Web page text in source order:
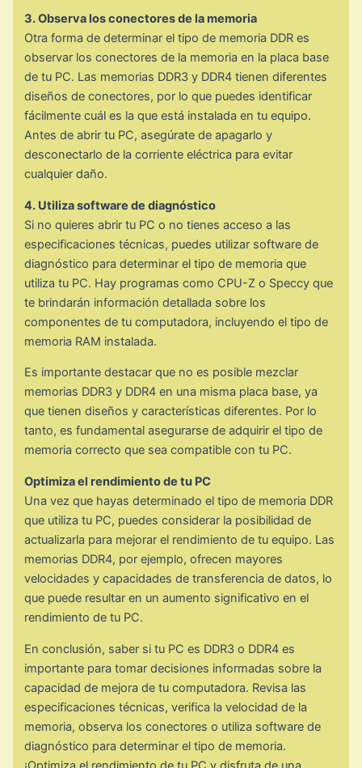
3. Observa los conectores de la memoria
Otra forma de determinar el tipo de memoria DDR es
observar los conectores de la memoria en la placa base
de tu PC. Las memorias DDR3 y DDR4 tienen diferentes
diseños de conectores, por lo que puedes identificar
fácilmente cuál es la que está instalada en tu equipo.
Antes de abrir tu PC, asegúrate de apagarlo y
desconectarlo de la corriente eléctrica para evitar
cualquier daño.
4. Utiliza software de diagnóstico
Si no quieres abrir tu PC o no tienes acceso a las
especificaciones técnicas, puedes utilizar software de
diagnóstico para determinar el tipo de memoria que
utiliza tu PC. Hay programas como CPU-Z o Speccy que
te brindarán información detallada sobre los
componentes de tu computadora, incluyendo el tipo de
memoria RAM instalada.
Es importante destacar que no es posible mezclar
memorias DDR3 y DDR4 en una misma placa base, ya
que tienen diseños y características diferentes. Por lo
tanto, es fundamental asegurarse de adquirir el tipo de
memoria correcto que sea compatible con tu PC.
Optimiza el rendimiento de tu PC
Una vez que hayas determinado el tipo de memoria DDR
que utiliza tu PC, puedes considerar la posibilidad de
actualizarla para mejorar el rendimiento de tu equipo. Las
memorias DDR4, por ejemplo, ofrecen mayores
velocidades y capacidades de transferencia de datos, lo
que puede resultar en un aumento significativo en el
rendimiento de tu PC.
En conclusión, saber si tu PC es DDR3 o DDR4 es
importante para tomar decisiones informadas sobre la
capacidad de mejora de tu computadora. Revisa las
especificaciones técnicas, verifica la velocidad de la
memoria, observa los conectores o utiliza software de
diagnóstico para determinar el tipo de memoria.